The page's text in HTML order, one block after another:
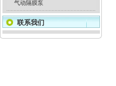
气动隔膜泵
联系我们